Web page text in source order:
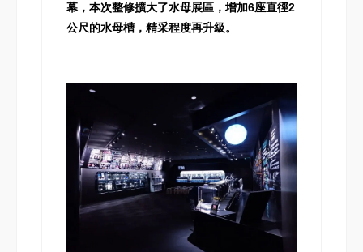
幕，本次整修擴大了水母展區，增加6座直徑2
公尺的水母槽，精采程度再升級。